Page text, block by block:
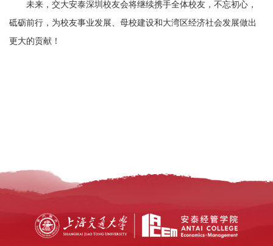
未来，交大安泰深圳校友会将继续携手全体校友，不忘初心，
砥砺前行，为校友事业发展、母校建设和大湾区经济社会发展做出
更大的贡献！